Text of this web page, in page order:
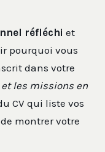
réfléchi et
pourquoi vous
dans votre
les missions en
CV qui liste vos
montrer votre